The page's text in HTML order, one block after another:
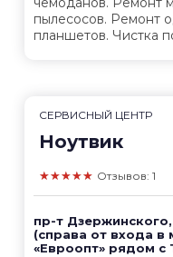
пылесосов. Ремонт
планшетов. Чистка
СЕРВИСНЫЙ ЦЕНТР
Ноутвик
★★★★★ Отзывов: 1
пр-т Дзержинского,
(справа от входа в
«Евроопт» рядом с